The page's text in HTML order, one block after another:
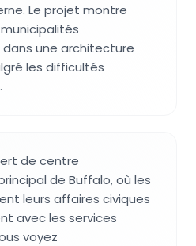
Le projet montre
une architecture
les difficultés
de centre
de Buffalo, où les
leurs affaires civiques
avec les services
voyez